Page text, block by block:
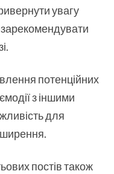
увагу
зарекомендувати
потенційних
з іншими
для
постів також